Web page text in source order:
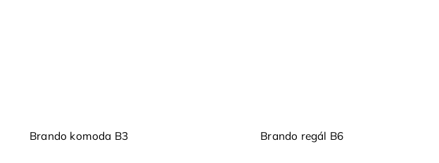
Brando komoda B3 Brando regál B6